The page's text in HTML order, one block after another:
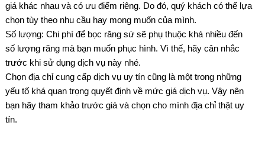
giá khác nhau và có ưu điểm riêng. Do đó, quý khách có thể lựa
chọn tùy theo nhu cầu hay mong muốn của mình.
Số lượng: Chi phí để bọc răng sứ sẽ phụ thuộc khá nhiều đến
số lượng răng mà bạn muốn phục hình. Vì thế, hãy cân nhắc
trước khi sử dụng dịch vụ này nhé.
Chọn địa chỉ cung cấp dịch vụ uy tín cũng là một trong những
yếu tố khá quan trọng quyết định về mức giá dịch vụ. Vậy nên
bạn hãy tham khảo trước giá và chọn cho mình địa chỉ thật uy
tín.